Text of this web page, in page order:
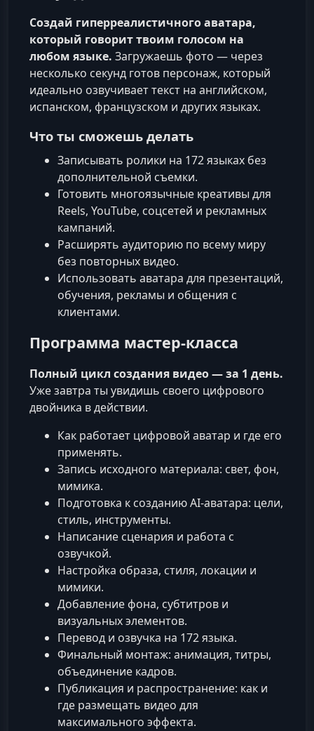
Создай гиперреалистичного аватара,
который говорит твоим голосом на
любом языке. Загружаешь фото — через
несколько секунд готов персонаж, который
идеально озвучивает текст на английском,
испанском, французском и других языках.
Что ты сможешь делать
Записывать ролики на 172 языках без
дополнительной съемки.
Готовить многоязычные креативы для
Reels, YouTube, соцсетей и рекламных
кампаний.
Расширять аудиторию по всему миру
без повторных видео.
Использовать аватара для презентаций,
обучения, рекламы и общения с
клиентами.
Программа мастер-класса
Полный цикл создания видео — за 1 день.
Уже завтра ты увидишь своего цифрового
двойника в действии.
Как работает цифровой аватар и где его
применять.
Запись исходного материала: свет, фон,
мимика.
Подготовка к созданию AI-аватара: цели,
стиль, инструменты.
Написание сценария и работа с
озвучкой.
Настройка образа, стиля, локации и
мимики.
Добавление фона, субтитров и
визуальных элементов.
Перевод и озвучка на 172 языка.
Финальный монтаж: анимация, титры,
объединение кадров.
Публикация и распространение: как и
где размещать видео для
максимального эффекта.